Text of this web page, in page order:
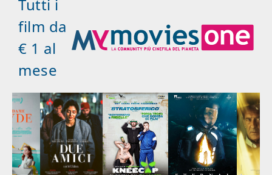
Tutti i
film da
€ 1 al
mese